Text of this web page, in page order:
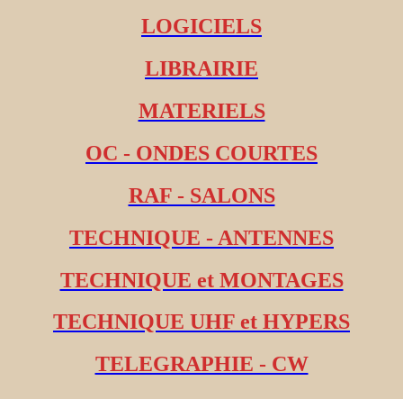
LOGICIELS
LIBRAIRIE
MATERIELS
OC - ONDES COURTES
RAF - SALONS
TECHNIQUE - ANTENNES
TECHNIQUE et MONTAGES
TECHNIQUE UHF et HYPERS
TELEGRAPHIE - CW